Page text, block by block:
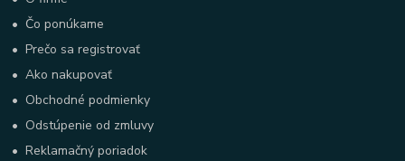
• Čo ponúkame
•Prečo sa registrovať
•Ako nakupovať
• Obchodné podmienky
• Odstúpenie od zmluvy
•Reklamačný poriadok